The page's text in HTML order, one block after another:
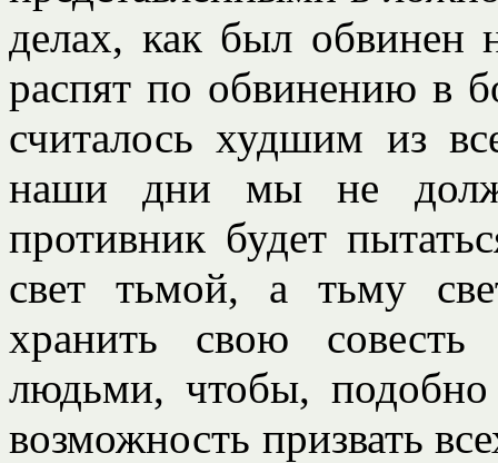
делах, как был
распят по обвинению в
считалось худшим из
наши дни мы не
противник будет
свет тьмой, а тьму
хранить свою
людьми, чтобы,
возможность призвать